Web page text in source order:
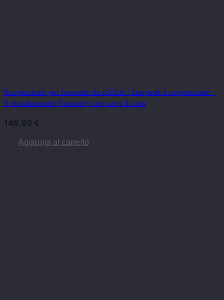
Sospensione per lampade da soffitto / lampade a sospensione –
5 portalampade (bianche) con cavo di iuta
149,95 €
Aggiungi al carrello